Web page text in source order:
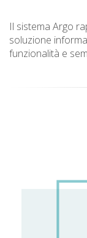
Il sistema Argo
soluzione
funzionalità e